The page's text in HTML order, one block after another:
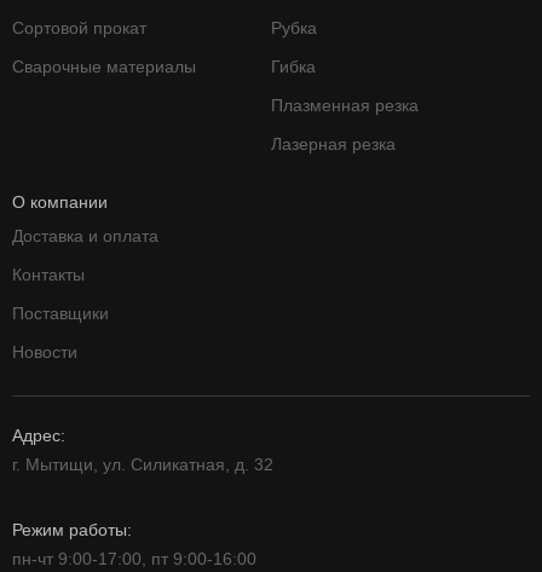
Сортовой прокат
Сварочные материалы
Рубка
Гибка
Плазменная резка
Лазерная резка
О компании
Доставка и оплата
Контакты
Поставщики
Новости
Адрес:
г. Мытищи, ул. Силикатная, д. 32
Режим работы:
пн-чт 9:00-17:00, пт 9:00-16:00